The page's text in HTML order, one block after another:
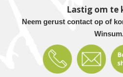
Lastig om te
Neem gerust contact op of